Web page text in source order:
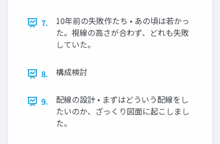
7.
10年前の失敗作たち • あの頃は若かっ
た。視線の高さが合わず、どれも失敗
していた。
8. 構成検討
9.
配線の設計 • まずはどういう配線をし
たいのか、ざっくり図面に起こしまし
た。